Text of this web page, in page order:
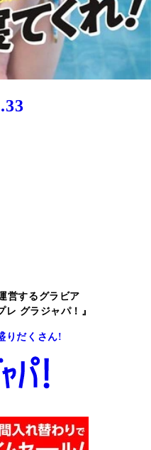
営するグラビア
レ グラジャパ！』
りだくさん!